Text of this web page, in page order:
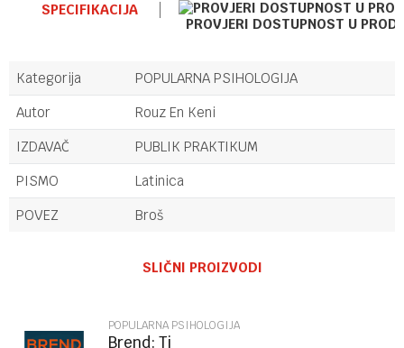
SPECIFIKACIJA
PROVJERI DOSTUPNOST U
Kategorija
POPULARNA PSIHOLOGIJA
Autor
Rouz En Keni
IZDAVAČ
PUBLIK PRAKTIKUM
PISMO
Latinica
POVEZ
Broš
SLIČNI PROIZVODI
POPULARNA PSIHOLOGIJA
Brend: Ti